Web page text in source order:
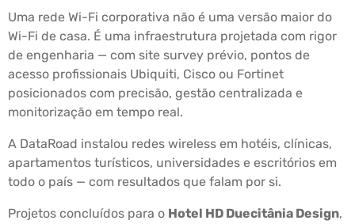
Uma rede Wi-Fi corporativa não é uma versão maior do
Wi-Fi de casa. É uma infraestrutura projetada com rigor
de engenharia — com site survey prévio, pontos de
acesso profissionais Ubiquiti, Cisco ou Fortinet
posicionados com precisão, gestão centralizada e
monitorização em tempo real.
A DataRoad instalou redes wireless em hotéis, clínicas,
apartamentos turísticos, universidades e escritórios em
todo o país — com resultados que falam por si.
Projetos concluídos para o Hotel HD Duecitânia Design,